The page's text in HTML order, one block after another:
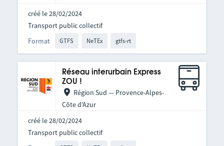
créé le 28/02/2024
Format GTFS NeTEx gtfs-rt
Transport public collectif
Réseau interurbain Express
ZOU !
Région Sud — Provence-Alpes-
Côte d’Azur
créé le 28/02/2024
Transport public collectif